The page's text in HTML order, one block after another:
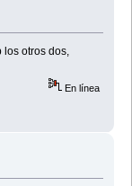
los otros dos,
En línea